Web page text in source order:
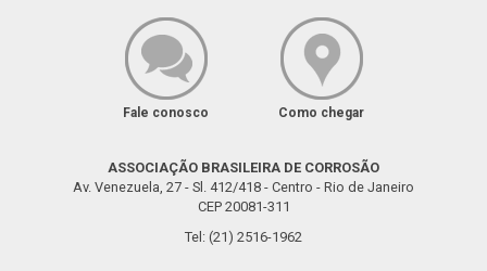
Fale conosco Como chegar
ASSOCIAÇÃO BRASILEIRA DE CORROSÃO
Av. Venezuela, 27 - Sl. 412/418 - Centro - Rio de Janeiro
CEP 20081-311
Tel: (21) 2516-1962